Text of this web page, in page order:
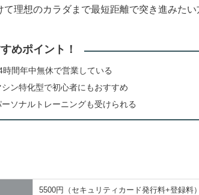
て理想のカラダまで最短距離で突き進みたい
めポイント！
時間年中無休で営業している
シン特化型で初心者にもおすすめ
ーソナルトレーニングも受けられる
5500円（セキュリティカード発行料+登録料）